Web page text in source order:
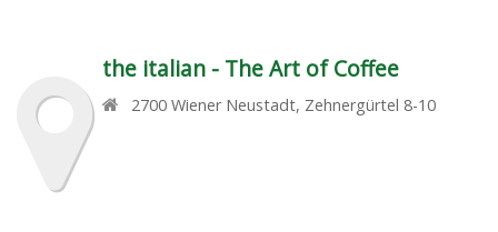
the italian - The Art of Coffee
2700 Wiener Neustadt, Zehnergürtel 8-10